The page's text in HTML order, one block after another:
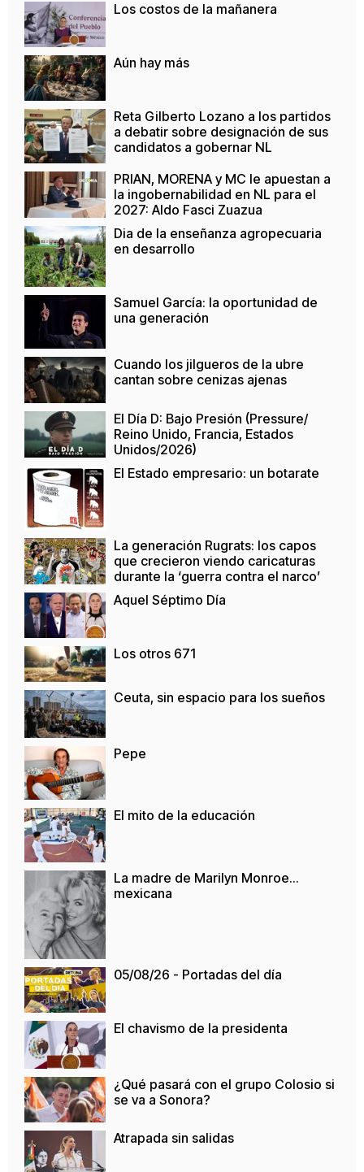
Los costos de la mañanera
Aún hay más
Reta Gilberto Lozano a los partidos
a debatir sobre designación de sus
candidatos a gobernar NL
PRIAN, MORENA y MC le apuestan a
la ingobernabilidad en NL para el
2027: Aldo Fasci Zuazua
Dia de la enseñanza agropecuaria
en desarrollo
Samuel García: la oportunidad de
una generación
Cuando los jilgueros de la ubre
cantan sobre cenizas ajenas
El Día D: Bajo Presión (Pressure/
Reino Unido, Francia, Estados
Unidos/2026)
El Estado empresario: un botarate
La generación Rugrats: los capos
que crecieron viendo caricaturas
durante la ‘guerra contra el narco’
Aquel Séptimo Día
Los otros 671
Ceuta, sin espacio para los sueños
Pepe
El mito de la educación
La madre de Marilyn Monroe…
mexicana
05/08/26 - Portadas del día
El chavismo de la presidenta
¿Qué pasará con el grupo Colosio si
se va a Sonora?
Atrapada sin salidas